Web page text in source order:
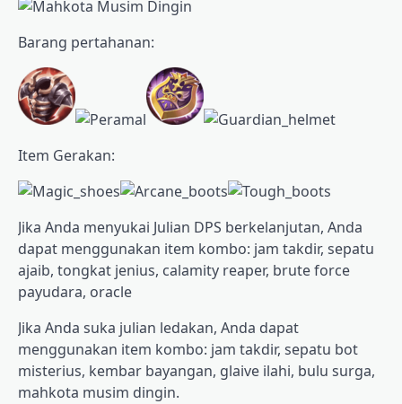
Barang pertahanan:
Item Gerakan:
Jika Anda menyukai Julian DPS berkelanjutan, Anda
dapat menggunakan item kombo: jam takdir, sepatu
ajaib, tongkat jenius, calamity reaper, brute force
payudara, oracle
Jika Anda suka julian ledakan, Anda dapat
menggunakan item kombo: jam takdir, sepatu bot
misterius, kembar bayangan, glaive ilahi, bulu surga,
mahkota musim dingin.